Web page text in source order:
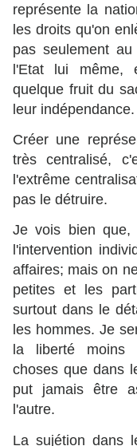
représente la
les droits qu'on
pas seulement
l'Etat lui même,
quelque fruit du
leur indépendance.
Créer une
très centralisé,
l'extrême
pas le détruire.
Je vois bien que,
l'intervention
affaires; mais on
petites et les
surtout dans le
les hommes. Je
la liberté moins
choses que dans
put jamais être
l'autre.
La sujétion dans